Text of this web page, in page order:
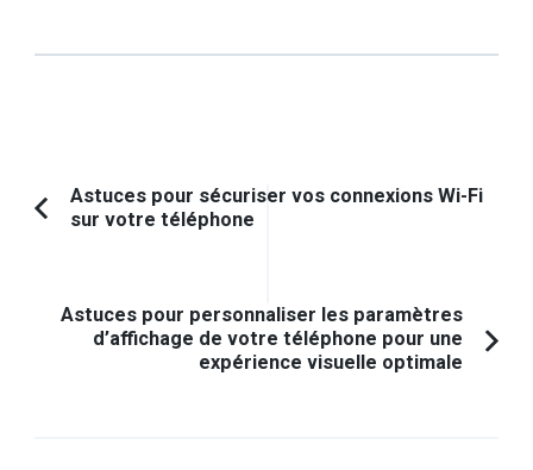
Navigation
d'article
Article
Astuces pour sécuriser vos connexions Wi-Fi
sur votre téléphone
Astuces pour personnaliser les paramètres
d’affichage de votre téléphone pour une
expérience visuelle optimale